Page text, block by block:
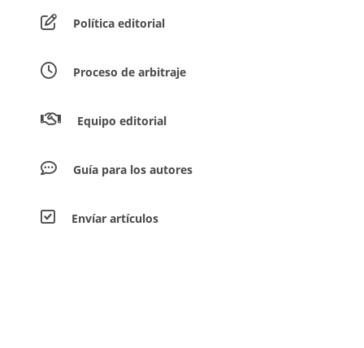
Política editorial
Proceso de arbitraje
Equipo editorial
Guía para los autores
Envíar artículos